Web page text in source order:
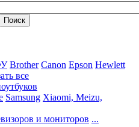
Brother Canon Epson Hewlett
все
Samsung Xiaomi, Meizu,
и мониторов ...